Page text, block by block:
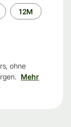
12M
ohne
Mehr